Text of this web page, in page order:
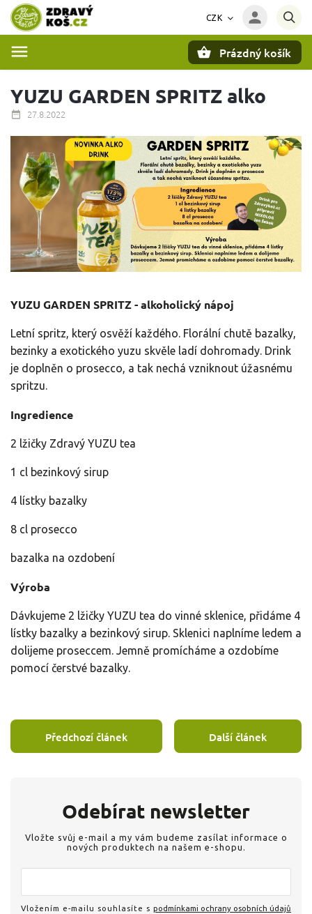
CZK
Prázdný košík
YUZU GARDEN SPRITZ alko
27.8.2022
YUZU GARDEN SPRITZ - alkoholický nápoj
Letní spritz, který osvěží každého. Florální chutě bazalky,
bezinky a exotického yuzu skvěle ladí dohromady. Drink
je doplněn o prosecco, a tak nechá vzniknout úžasnému
spritzu.
Ingredience
2 lžičky Zdravý YUZU tea
1 cl bezinkový sirup
4 lístky bazalky
8 cl prosecco
bazalka na ozdobení
Výroba
Dávkujeme 2 lžičky YUZU tea do vinné sklenice, přidáme 4
lístky bazalky a bezinkový sirup. Sklenici naplníme ledem a
dolijeme proseccem. Jemně promícháme a ozdobíme
pomocí čerstvé bazalky.
Předchozí článek Další článek
Odebírat newsletter
Vložte svůj e-mail a my vám budeme zasílat informace o
nových produktech na našem e-shopu.
Vložením e-mailu souhlasíte s podmínkami ochrany osobních údajů